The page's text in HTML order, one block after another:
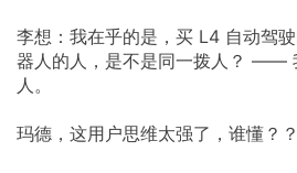
李想：我在乎的是，买 L4 自动驾
器人的人，是不是同一拨人？ ——
人。
玛德，这用户思维太强了，谁懂？？